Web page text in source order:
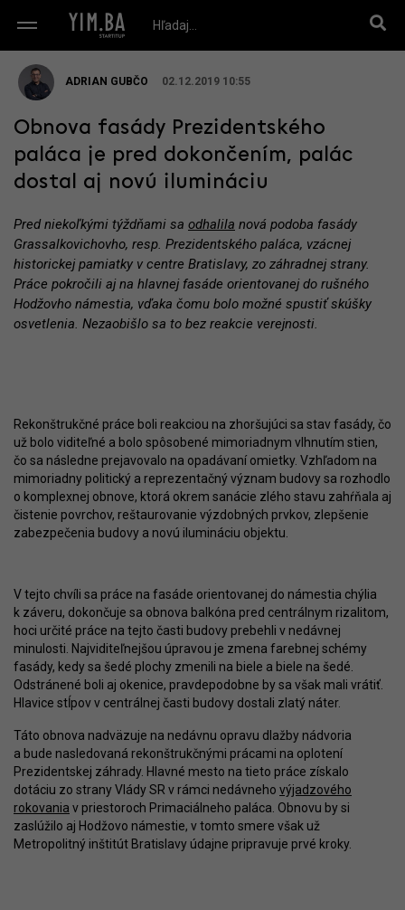
ADRIAN GUBČO 02.12.2019 10:55
Obnova fasády Prezidentského
paláca je pred dokončením, palác
dostal aj novú ilumináciu
Pred niekoľkými týždňami sa odhalila nová podoba fasády
Grassalkovichovho, resp. Prezidentského paláca, vzácnej
historickej pamiatky v centre Bratislavy, zo záhradnej strany.
Práce pokročili aj na hlavnej fasáde orientovanej do rušného
Hodžovho námestia, vďaka čomu bolo možné spustiť skúšky
osvetlenia. Nezaobišlo sa to bez reakcie verejnosti.
Rekonštrukčné práce boli reakciou na zhoršujúci sa stav fasády, čo
už bolo viditeľné a bolo spôsobené mimoriadnym vlhnutím stien,
čo sa následne prejavovalo na opadávaní omietky. Vzhľadom na
mimoriadny politický a reprezentačný význam budovy sa rozhodlo
o komplexnej obnove, ktorá okrem sanácie zlého stavu zahŕňala aj
čistenie povrchov, reštaurovanie výzdobných prvkov, zlepšenie
zabezpečenia budovy a novú ilumináciu objektu.
V tejto chvíli sa práce na fasáde orientovanej do námestia chýlia
k záveru, dokončuje sa obnova balkóna pred centrálnym rizalitom,
hoci určité práce na tejto časti budovy prebehli v nedávnej
minulosti. Najviditeľnejšou úpravou je zmena farebnej schémy
fasády, kedy sa šedé plochy zmenili na biele a biele na šedé.
Odstránené boli aj okenice, pravdepodobne by sa však mali vrátiť.
Hlavice stĺpov v centrálnej časti budovy dostali zlatý náter.
Táto obnova nadväzuje na nedávnu opravu dlažby nádvoria
a bude nasledovaná rekonštrukčnými prácami na oplotení
Prezidentskej záhrady. Hlavné mesto na tieto práce získalo
dotáciu zo strany Vlády SR v rámci nedávneho výjadzového
rokovania v priestoroch Primaciálneho paláca. Obnovu by si
zaslúžilo aj Hodžovo námestie, v tomto smere však už
Metropolitný inštitút Bratislavy údajne pripravuje prvé kroky.